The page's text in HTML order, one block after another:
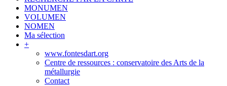
MONUMEN
VOLUMEN
NOMEN
Ma sélection
+
www.fontesdart.org
Centre de ressources : conservatoire des Arts de la
métallurgie
Contact